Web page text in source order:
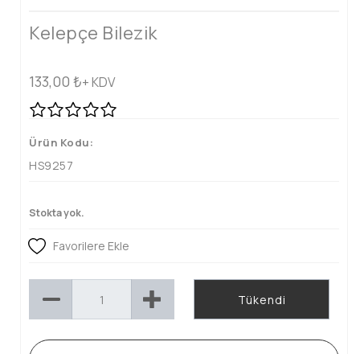
Kelepçe Bilezik
133,00 ₺+ KDV
Ürün Kodu:
HS9257
Stokta yok.
Favorilere Ekle
Tükendi